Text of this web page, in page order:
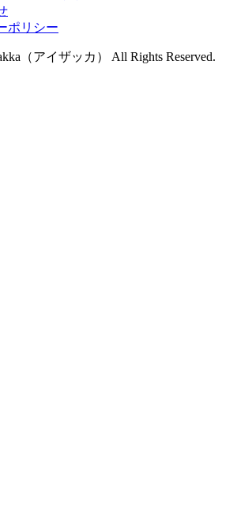
ポリシー
（アイザッカ） All Rights Reserved.